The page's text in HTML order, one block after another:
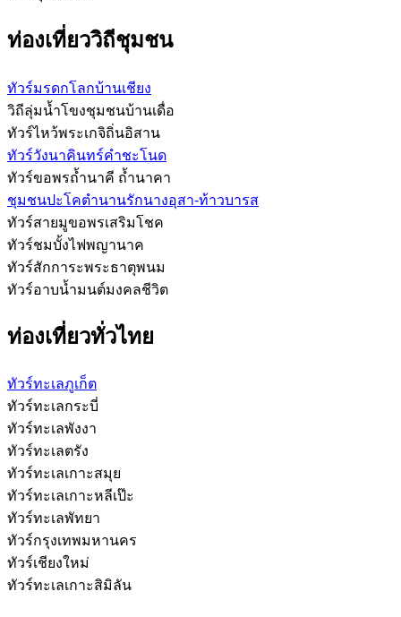
ท่องเที่ยววิถีชุมชน
ทัวร์มรดกโลกบ้านเชียง
วิถีลุ่มน้ำโขงชุมชนบ้านเดื่อ
ทัวร์ไหว้พระเกจิถิ่นอิสาน
ทัวร์วังนาคินทร์คำชะโนด
ทัวร์ขอพรถ้ำนาคี ถ้ำนาคา
ชุมชนปะโคตำนานรักนางอุสา-ท้าวบารส
ทัวร์สายมูขอพรเสริมโชค
ทัวร์ชมบั้งไฟพญานาค
ทัวร์สักการะพระธาตุพนม
ทัวร์อาบน้ำมนต์มงคลชีวิต
ท่องเที่ยวทั่วไทย
ทัวร์ทะเลภูเก็ต
ทัวร์ทะเลกระบี่
ทัวร์ทะเลพังงา
ทัวร์ทะเลตรัง
ทัวร์ทะเลเกาะสมุย
ทัวร์ทะเลเกาะหลีเป๊ะ
ทัวร์ทะเลพัทยา
ทัวร์กรุงเทพมหานคร
ทัวร์เชียงใหม่
ทัวร์ทะเลเกาะสิมิลัน